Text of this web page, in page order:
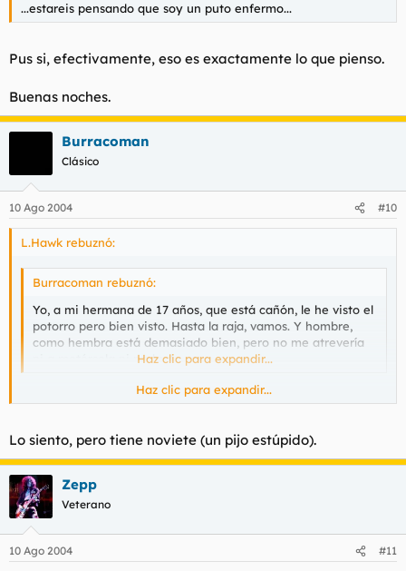
...estareis pensando que soy un puto enfermo...
Pus si, efectivamente, eso es exactamente lo que pienso.
Buenas noches.
Burracoman
Clásico
10 Ago 2004 #10
L.Hawk rebuznó:
Burracoman rebuznó:
Yo, a mi hermana de 17 años, que está cañón, le he visto el
potorro pero bien visto. Hasta la raja, vamos. Y hombre,
como hembra está demasiado bien, pero no me atrevería
ni a metérsela ni nada de eso.Haz clic para expandir...
Haz clic para expandir...
Lo siento, pero tiene noviete (un pijo estúpido).
Zepp
Veterano
10 Ago 2004 #11